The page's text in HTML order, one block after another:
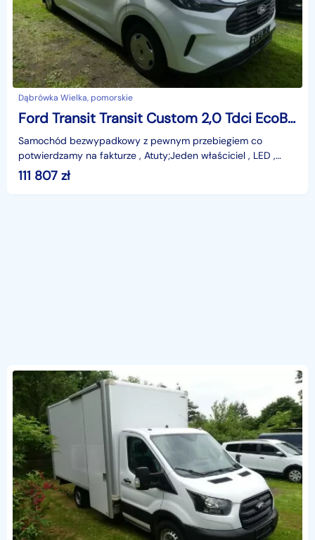
Dąbrówka Wielka, pomorskie
Ford Transit Transit Custom 2,0 Tdci EcoBlue 136KM Long L2H1 Kamera , Full Led , Navi
Samochód bezwypadkowy z pewnym przebiegiem co
potwierdzamy na fakturze , Atuty;Jeden właściciel , LED ,
Kamera cofania , nawigacja , klimatronik , Apple Carplay
111 807 zł